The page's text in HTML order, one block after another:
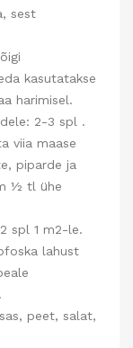
sest
kasutatakse
harimisel.
2-3 spl .
viia maase
piparde ja
½ tl ühe
spl 1 m2-le.
lahust
peet, salat,